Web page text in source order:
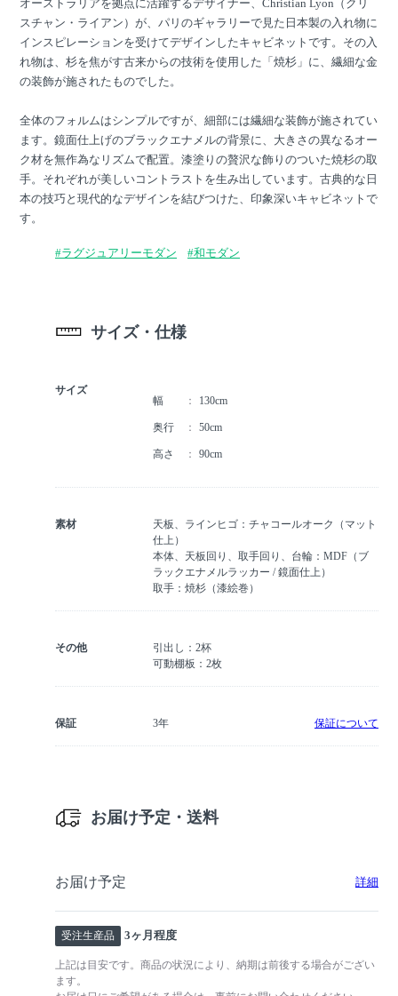
オーストラリアを拠点に活躍するデザイナー、Christian Lyon（クリ
スチャン・ライアン）が、パリのギャラリーで見た日本製の入れ物に
インスピレーションを受けてデザインしたキャビネットです。その入
れ物は、杉を焦がす古来からの技術を使用した「焼杉」に、繊細な金
の装飾が施されたものでした。
全体のフォルムはシンプルですが、細部には繊細な装飾が施されてい
ます。鏡面仕上げのブラックエナメルの背景に、大きさの異なるオー
ク材を無作為なリズムで配置。漆塗りの贅沢な飾りのついた焼杉の取
手。それぞれが美しいコントラストを生み出しています。古典的な日
本の技巧と現代的なデザインを結びつけた、印象深いキャビネットで
す。
#ラグジュアリーモダン #和モダン
サイズ・仕様
サイズ
幅
130cm
奥行 50cm
高さ 90cm
素材
天板、ラインヒゴ：チャコールオーク（マット
仕上）
本体、天板回り、取手回り、台輪：MDF（ブ
ラックエナメルラッカー / 鏡面仕上）
取手：焼杉（漆絵巻）
その他
引出し：2杯
可動棚板：2枚
保証 3年 保証について
お届け予定・送料
お届け予定 詳細
受注生産品 3ヶ月程度
上記は目安です。商品の状況により、納期は前後する場合がござい
ます。